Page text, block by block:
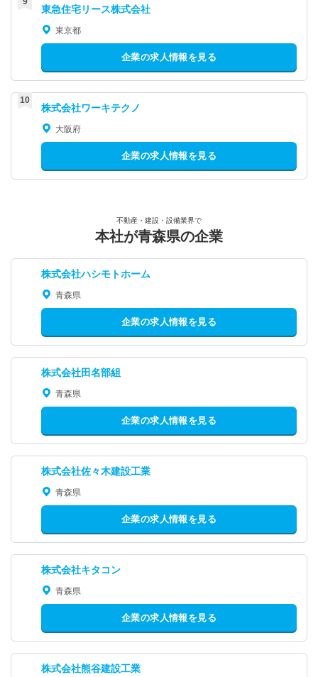
東急住宅リース株式会社
東京都
企業の求人情報を見る
株式会社ワーキテクノ
大阪府
企業の求人情報を見る
不動産・建設・設備業界で
本社が青森県の企業
株式会社ハシモトホーム
青森県
企業の求人情報を見る
株式会社田名部組
青森県
企業の求人情報を見る
株式会社佐々木建設工業
青森県
企業の求人情報を見る
株式会社キタコン
青森県
企業の求人情報を見る
株式会社熊谷建設工業